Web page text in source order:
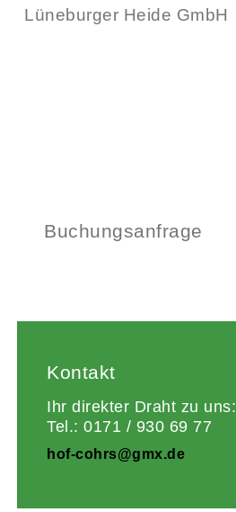
Lüneburger Heide GmbH
Buchungsanfrage
Kontakt
Ihr direkter Draht zu uns:
Tel.: 0171 / 930 69 77
hof-cohrs@gmx.de